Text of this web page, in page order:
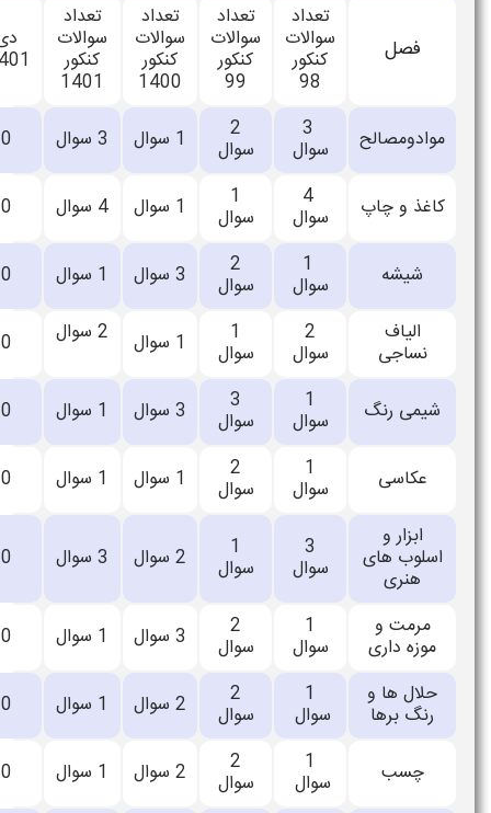
سوالات
کنکور
تعداد
سوالات
کنکور
1401
دی
1401
تیر
1403
سال
1404
سوال 1 سوال 0
0 اعلام
نشده
سوال 1 سوال 4 سوال 0
0 اعلام
نشده
3 سوال 0
0 اعلام
نشده
1 سوال 2 سوال 0
0 اعلام
سوال 3 سوال 0
0 اعلام
نشده
1 سوال 0
0 اعلام
نشده
سوال 2 سوال 3 سوال 0
0 اعلام
نشده
سوال 3 سوال 0
0 اعلام
نشده
سوال 2 سوال 0
0 اعلام
نشده
2 سوال 0
0 اعلام
نشده